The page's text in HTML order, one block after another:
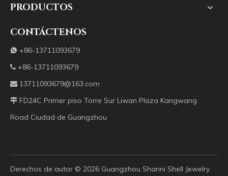
PRODUCTOS
CONTÁCTENOS
 +86-13711093679
 +86-13711093679
 13711093679@163.com
 FD24C Primer piso Torre Sur Liwan Plaza Kangwang
Road Ciudad de Guangzhou
Derechos de autor ©️ 2026 Guangzhou Shanni Shell Jewelry